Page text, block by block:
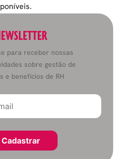
para receber nossas
sobre gestão de
e benefícios de RH